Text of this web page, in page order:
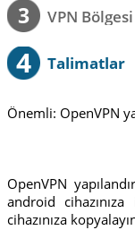
3 VPN Bölgesi
4 Talimatlar
Önemli: OpenVPN
OpenVPN
android
cihazınıza